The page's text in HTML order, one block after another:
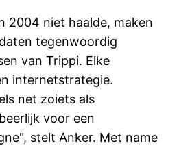
2004 niet haalde, maken
tegenwoordig
van Trippi. Elke
internetstrategie.
net zoiets als
voor een
stelt Anker. Met name